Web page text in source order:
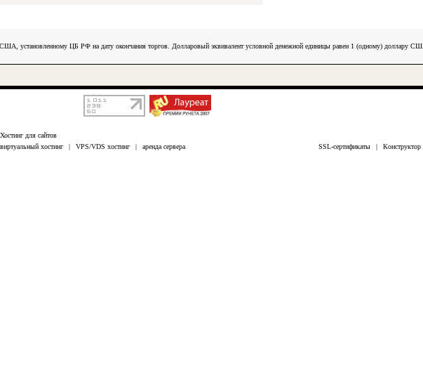
США, установленному ЦБ РФ на дату окончания торгов. Долларовый эквивалент условной денежной единицы равен 1 (одному) доллару
Хостинг для сайтов
виртуальный хостинг
| VPS/VDS хостинг | аренда сервера SSL-сертификаты | Конструктор